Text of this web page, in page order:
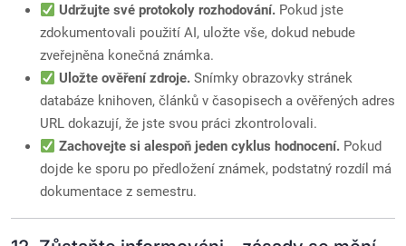
Udržujte své protokoly rozhodování. Pokud jste
zdokumentovali použití AI, uložte vše, dokud nebude
zveřejněna konečná známka.
Uložte ověření zdroje. Snímky obrazovky stránek
databáze knihoven, článků v časopisech a ověřených adres
URL dokazují, že jste svou práci zkontrolovali.
Zachovejte si alespoň jeden cyklus hodnocení. Pokud
dojde ke sporu po předložení známek, podstatný rozdíl má
dokumentace z semestru.